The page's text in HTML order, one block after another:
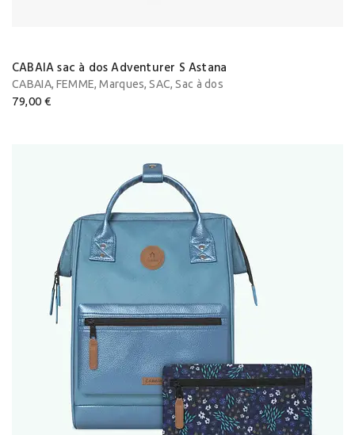
CABAIA sac à dos Adventurer S Astana
CABAIA, FEMME,Marques,SAC,Sac à dos
79,00 €